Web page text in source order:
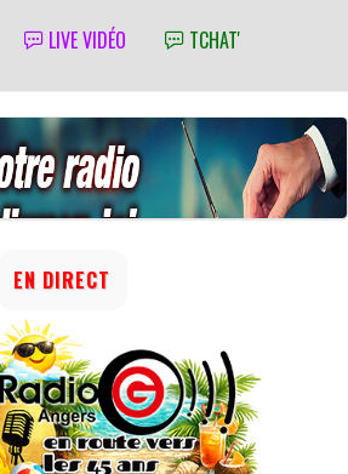
LIVE VIDÉO TCHAT'
EN DIRECT